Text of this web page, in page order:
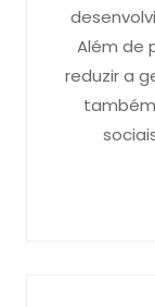
Além de
reduzir a